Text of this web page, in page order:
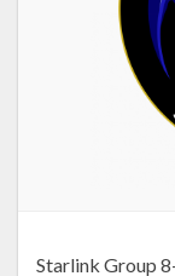
Starlink Group